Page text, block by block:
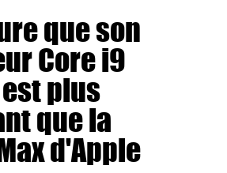
que son
Core i9
plus
que la
d'Apple